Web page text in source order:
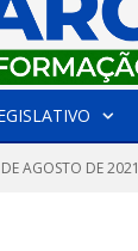
AGOSTO DE 2021